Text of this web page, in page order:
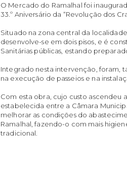
O Mercado do Ramalhal foi
33.º Aniversário da “Revolução dos
Situado na zona central da
desenvolve-se em dois pisos, e é
Sanitárias públicas, estando
Integrado nesta intervenção, foram,
na execução de passeios e na
Com esta obra, cujo custo ascendeu
estabelecida entre a Câmara
melhorar as condições do
Ramalhal, fazendo-o com mais
tradicional.